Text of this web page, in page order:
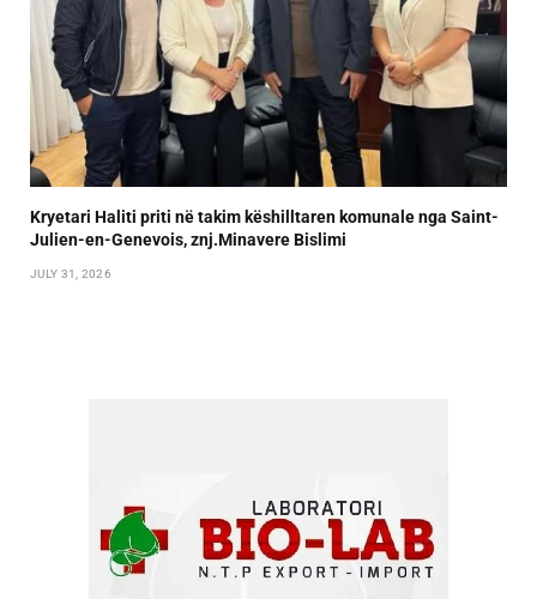
Kryetari Haliti priti në takim këshilltaren komunale nga Saint-
Julien-en-Genevois, znj.Minavere Bislimi
JULY 31, 2026